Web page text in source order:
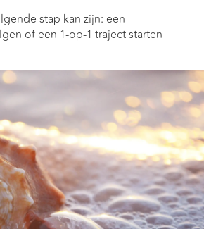
stap kan zijn: een
of een 1-op-1 traject starten